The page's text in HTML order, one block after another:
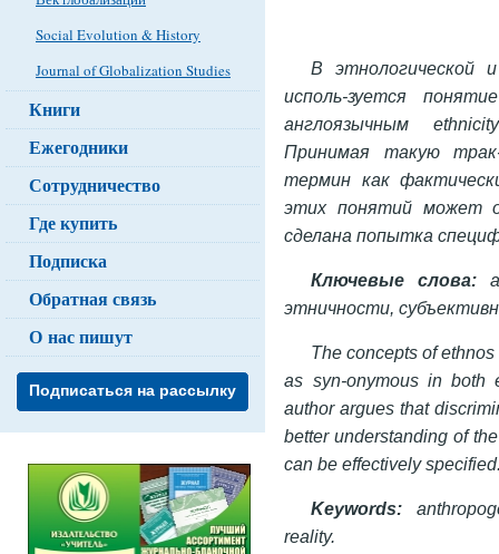
В этнологической
исполь-зуется
англоязычным
Принимая такую
термин как
этих понятий может
сделана попытка
Ключевые слова:
этничности,
The concepts of
as syn-onymous in both
author argues that
better understanding of
can be effectively
Keywords:
reality.
Social Evolution & History
Journal of Globalization Studies
Книги
Ежегодники
Сотрудничество
Где купить
Подписка
Обратная связь
О нас пишут
Подписаться на рассылку